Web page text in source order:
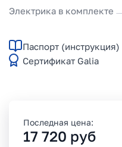
Электрика в комплекте
Паспорт (инструкция)
Сертификат Galia
Последная цена:
17 720 руб